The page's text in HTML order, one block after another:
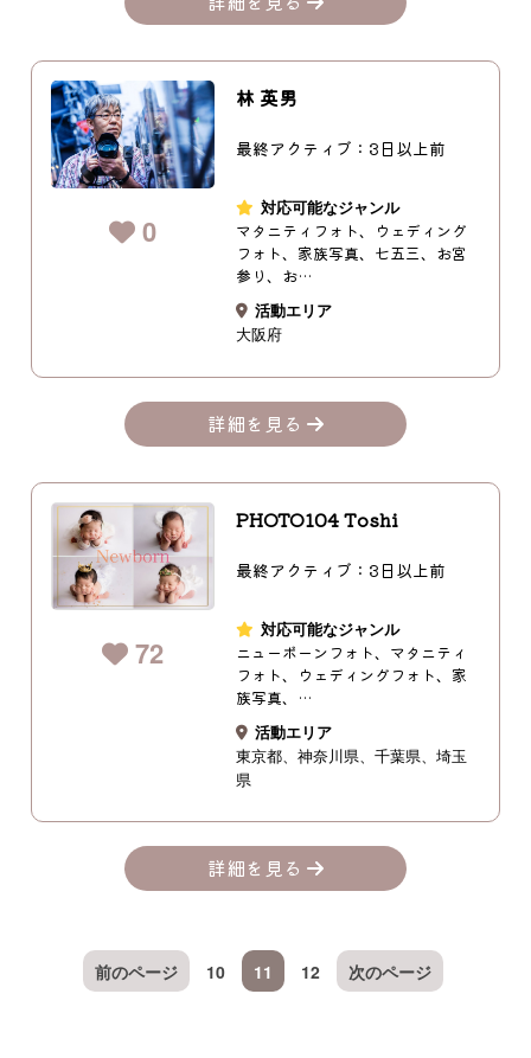
0
林 英男
最終アクティブ：3日以上前
対応可能なジャンル
マタニティフォト、ウェディング
フォト、家族写真、七五三、お宮
参り、お…
活動エリア
大阪府
詳細を見る
72
PHOTO104 Toshi
最終アクティブ：3日以上前
対応可能なジャンル
ニューボーンフォト、マタニティ
フォト、ウェディングフォト、家
族写真、…
活動エリア
東京都
神奈川県 千葉県
埼玉
県
詳細を見る
前のページ 10 11 12 次のページ